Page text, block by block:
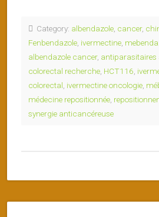
Category: albendazole cancer,
Fenbendazole ivermectine
albendazole cancer,
colorectal recherche HCT116
colorectal ivermectine oncologie
médecine repositionnée
synergie anticancéreuse